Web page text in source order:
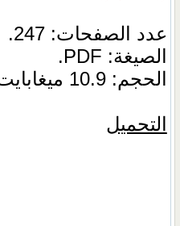
عدد الصفحات: 247.
الصيغة: PDF.
الحجم: 10.9 ميغابايت.
التحميل